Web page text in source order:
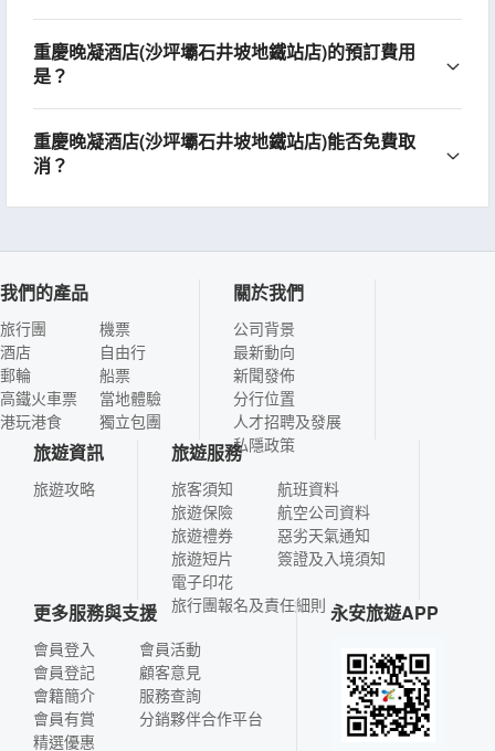
重慶晚凝酒店(沙坪壩石井坡地鐵站店)的預訂費用
是？
重慶晚凝酒店(沙坪壩石井坡地鐵站店)能否免費取
消？
我們的產品
旅行團
酒店
郵輪
高鐵火車票
港玩港食
機票
自由行
船票
當地體驗
獨立包團
關於我們
公司背景
最新動向
新聞發佈
分行位置
人才招聘及發展
私隱政策
旅遊資訊
旅遊攻略
旅遊服務
旅客須知
旅遊保險
旅遊禮券
旅遊短片
電子印花
航班資料
航空公司資料
惡劣天氣通知
簽證及入境須知
旅行團報名及責任細則
更多服務與支援
會員登入
會員登記
會籍簡介
會員有賞
精選優惠
會員活動
顧客意見
服務查詢
分銷夥伴合作平台
永安旅遊APP